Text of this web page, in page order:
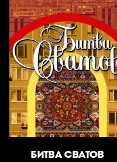
БИТВА СВАТОВ